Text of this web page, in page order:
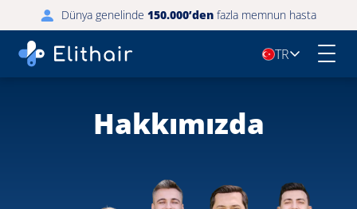
Dünya genelinde 150.000’denfazla memnun hasta
🇹🇷TR
Hakkımızda